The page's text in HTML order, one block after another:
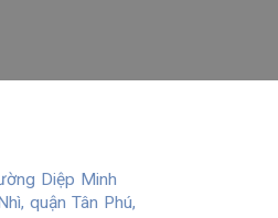
Diệp Minh
quận Tân Phú,